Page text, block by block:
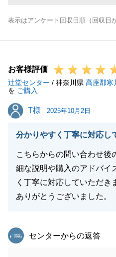
表示はアンケート回収日順（回収日
お客様評価
辻堂センター / 神奈川県 高座郡寒
を ご購入
T様
T様 2025年10月2日
分かりやすく丁寧に対応し
こちらからの問い合わせ後
細な説明や購入のアドバイ
く丁寧に対応していただき
ありがとうございました。
東急リバブル
センターからの返答